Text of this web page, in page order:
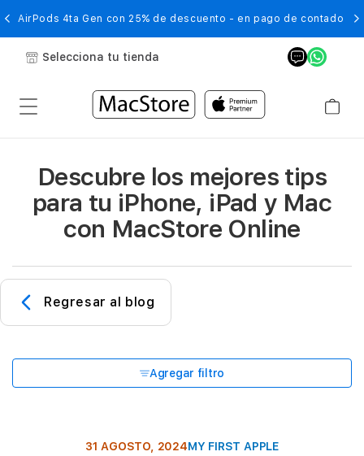
AirPods 4ta Gen con 25% de descuento - en pago de contado
Selecciona tu tienda
Descubre los mejores tips
para tu iPhone, iPad y Mac
con MacStore Online
Regresar al blog
Agregar filtro
31 AGOSTO, 2024MY FIRST APPLE